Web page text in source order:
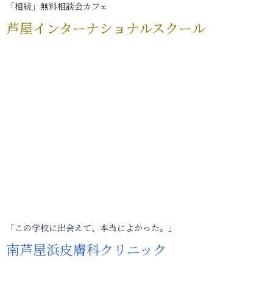
「相続」無料相談会カフェ
芦屋インターナショナルスクール
「この学校に出会えて、本当によかった。」
南芦屋浜皮膚科クリニック